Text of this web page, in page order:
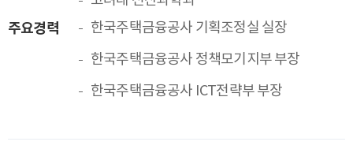
주요경력
한국주택금융공사 기획조정실 실장
한국주택금융공사 정책모기지부 부장
한국주택금융공사 ICT전략부 부장